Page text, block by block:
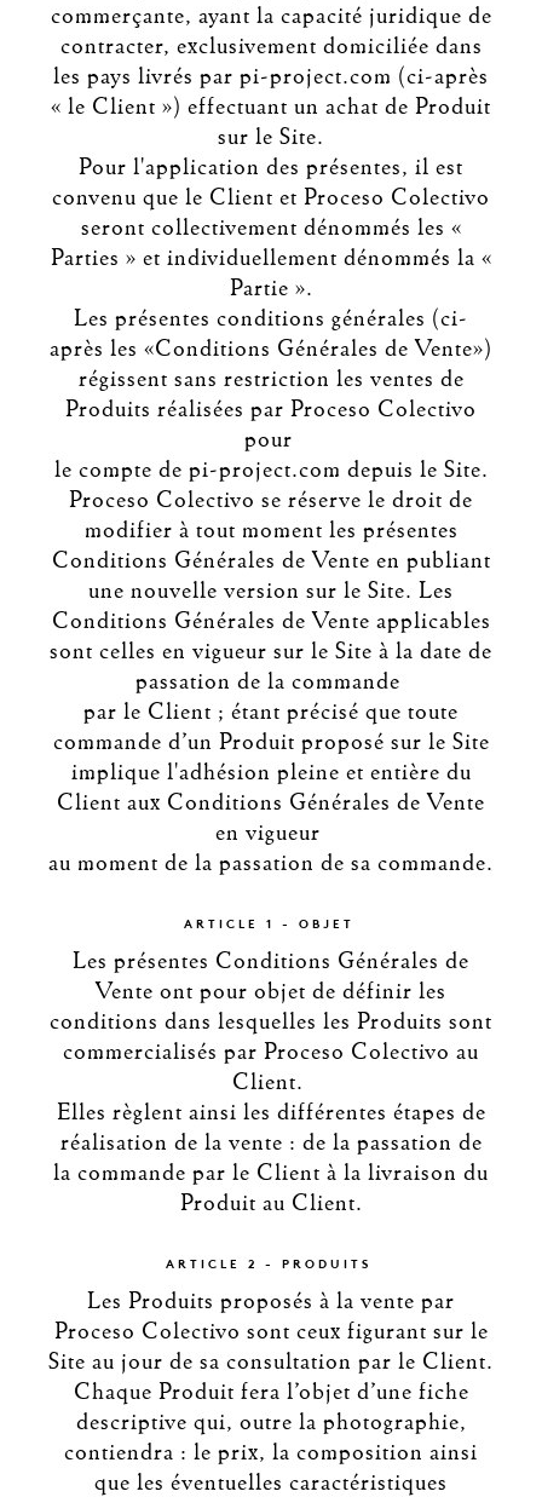
commerçante, ayant la capacité juridique de
contracter, exclusivement domiciliée dans
les pays livrés par pi-project.com (ci-après
« le Client ») effectuant un achat de Produit
sur le Site.
Pour l'application des présentes, il est
convenu que le Client et Proceso Colectivo
seront collectivement dénommés les «
Parties » et individuellement dénommés la «
Partie ».
Les présentes conditions générales (ci-
après les «Conditions Générales de Vente»)
régissent sans restriction les ventes de
Produits réalisées par Proceso Colectivo
pour
le compte de pi-project.com depuis le Site.
Proceso Colectivo se réserve le droit de
modifier à tout moment les présentes
Conditions Générales de Vente en publiant
une nouvelle version sur le Site. Les
Conditions Générales de Vente applicables
sont celles en vigueur sur le Site à la date de
passation de la commande
par le Client ; étant précisé que toute
commande d’un Produit proposé sur le Site
implique l'adhésion pleine et entière du
Client aux Conditions Générales de Vente
en vigueur
au moment de la passation de sa commande.
ARTICLE 1 - OBJET
Les présentes Conditions Générales de
Vente ont pour objet de définir les
conditions dans lesquelles les Produits sont
commercialisés par Proceso Colectivo au
Client.
Elles règlent ainsi les différentes étapes de
réalisation de la vente : de la passation de
la commande par le Client à la livraison du
Produit au Client.
ARTICLE 2 - PRODUITS
Les Produits proposés à la vente par
Proceso Colectivo sont ceux figurant sur le
Site au jour de sa consultation par le Client.
Chaque Produit fera l’objet d’une fiche
descriptive qui, outre la photographie,
contiendra : le prix, la composition ainsi
que les éventuelles caractéristiques